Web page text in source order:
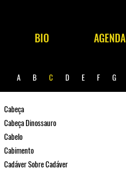
BIO AGENDA
A B C D E F G
Cabeça
Cabeça Dinossauro
Cabelo
Cabimento
Cadáver Sobre Cadáver